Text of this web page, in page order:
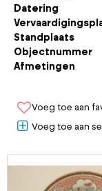
Datering
Standplaats
Objectnummer
Afmetingen
Voeg toe aan
Voeg toe aan